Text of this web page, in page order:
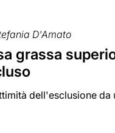
D'Amato
grassa
dell'esclusione